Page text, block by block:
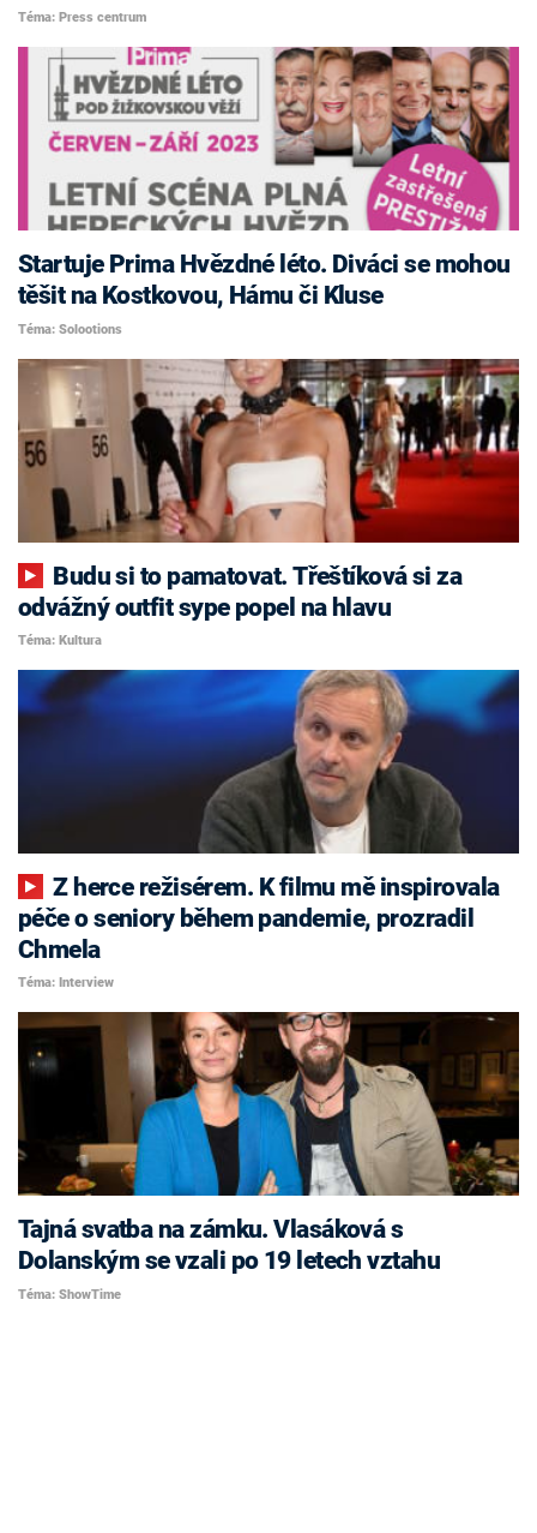
Téma: Press centrum
Startuje Prima Hvězdné léto. Diváci se mohou
těšit na Kostkovou, Hámu či Kluse
Téma: Solootions
odvážný outfit sype popel na hlavu
Téma: Kultura
Z herce režisérem. K filmu mě inspirovala
péče o seniory během pandemie, prozradil
Chmela
Téma: Interview
Tajná svatba na zámku. Vlasáková s
Dolanským se vzali po 19 letech vztahu
Téma: ShowTime